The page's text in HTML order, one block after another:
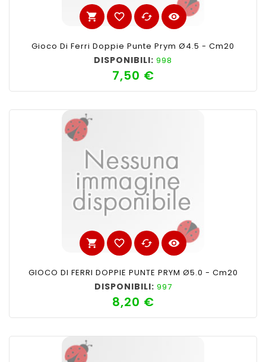
shopping_cart favorite_border cached visibility
Gioco Di Ferri Doppie Punte Prym Ø4.5 - Cm20
DISPONIBILI: 998
7,50 €Prezzo
shopping_cart favorite_border cached visibility
GIOCO DI FERRI DOPPIE PUNTE PRYM Ø5.0 - Cm20
DISPONIBILI: 997
8,20 €Prezzo